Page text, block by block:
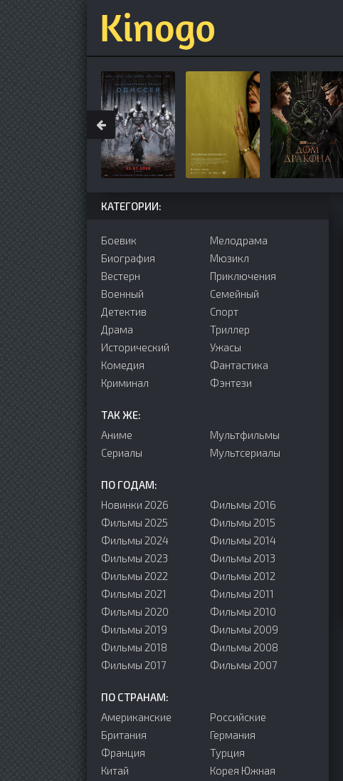
КАТЕГОРИИ:
Боевик
Биография
Вестерн
Военный
Детектив
Драма
Исторический
Комедия
Криминал
Мелодрама
Мюзикл
Приключения
Семейный
Cпорт
Триллер
Ужасы
Фантастика
Фэнтези
ТАК ЖЕ:
Аниме
Сериалы
Мультфильмы
Мультсериалы
ПО ГОДАМ:
Новинки 2026
Фильмы 2025
Фильмы 2024
Фильмы 2023
Фильмы 2022
Фильмы 2021
Фильмы 2020
Фильмы 2019
Фильмы 2018
Фильмы 2017
Фильмы 2016
Фильмы 2015
Фильмы 2014
Фильмы 2013
Фильмы 2012
Фильмы 2011
Фильмы 2010
Фильмы 2009
Фильмы 2008
Фильмы 2007
ПО СТРАНАМ:
Американские
Британия
Франция
Китай
Российские
Германия
Турция
Корея Южная